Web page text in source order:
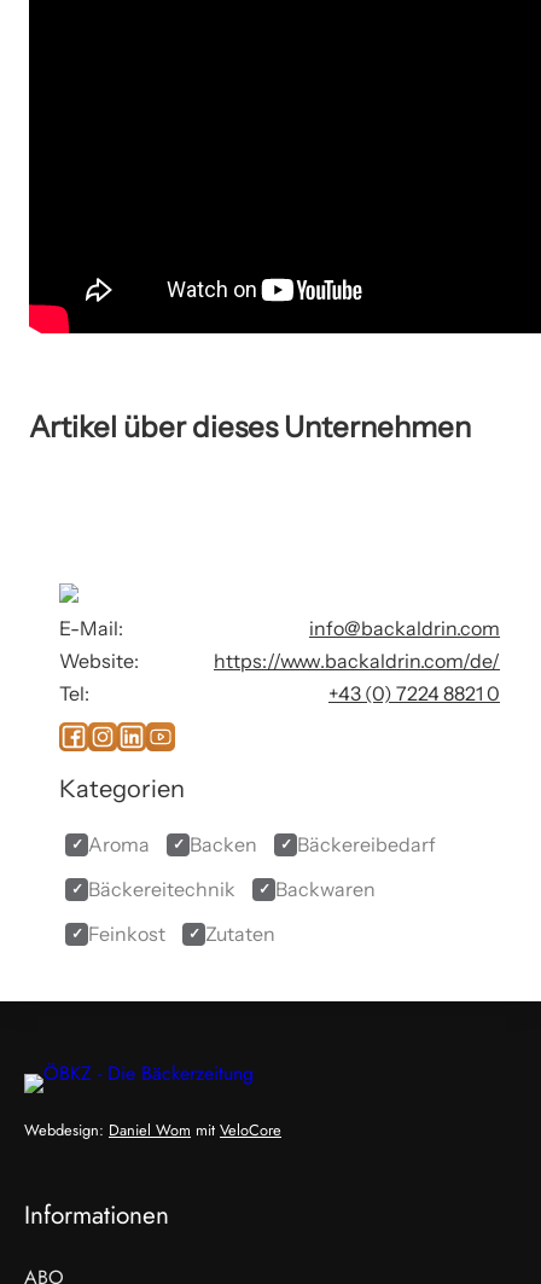
Artikel über dieses Unternehmen
E-Mail:
info@backaldrin.com
Website:
https://www.backaldrin.com/de/
Tel:
+43 (0) 7224 8821 0
Kategorien
Aroma Backen
Bäckereibedarf
Bäckereitechnik
Backwaren
Feinkost
Zutaten
Webdesign: Daniel Wom mit VeloCore
Informationen
ABO